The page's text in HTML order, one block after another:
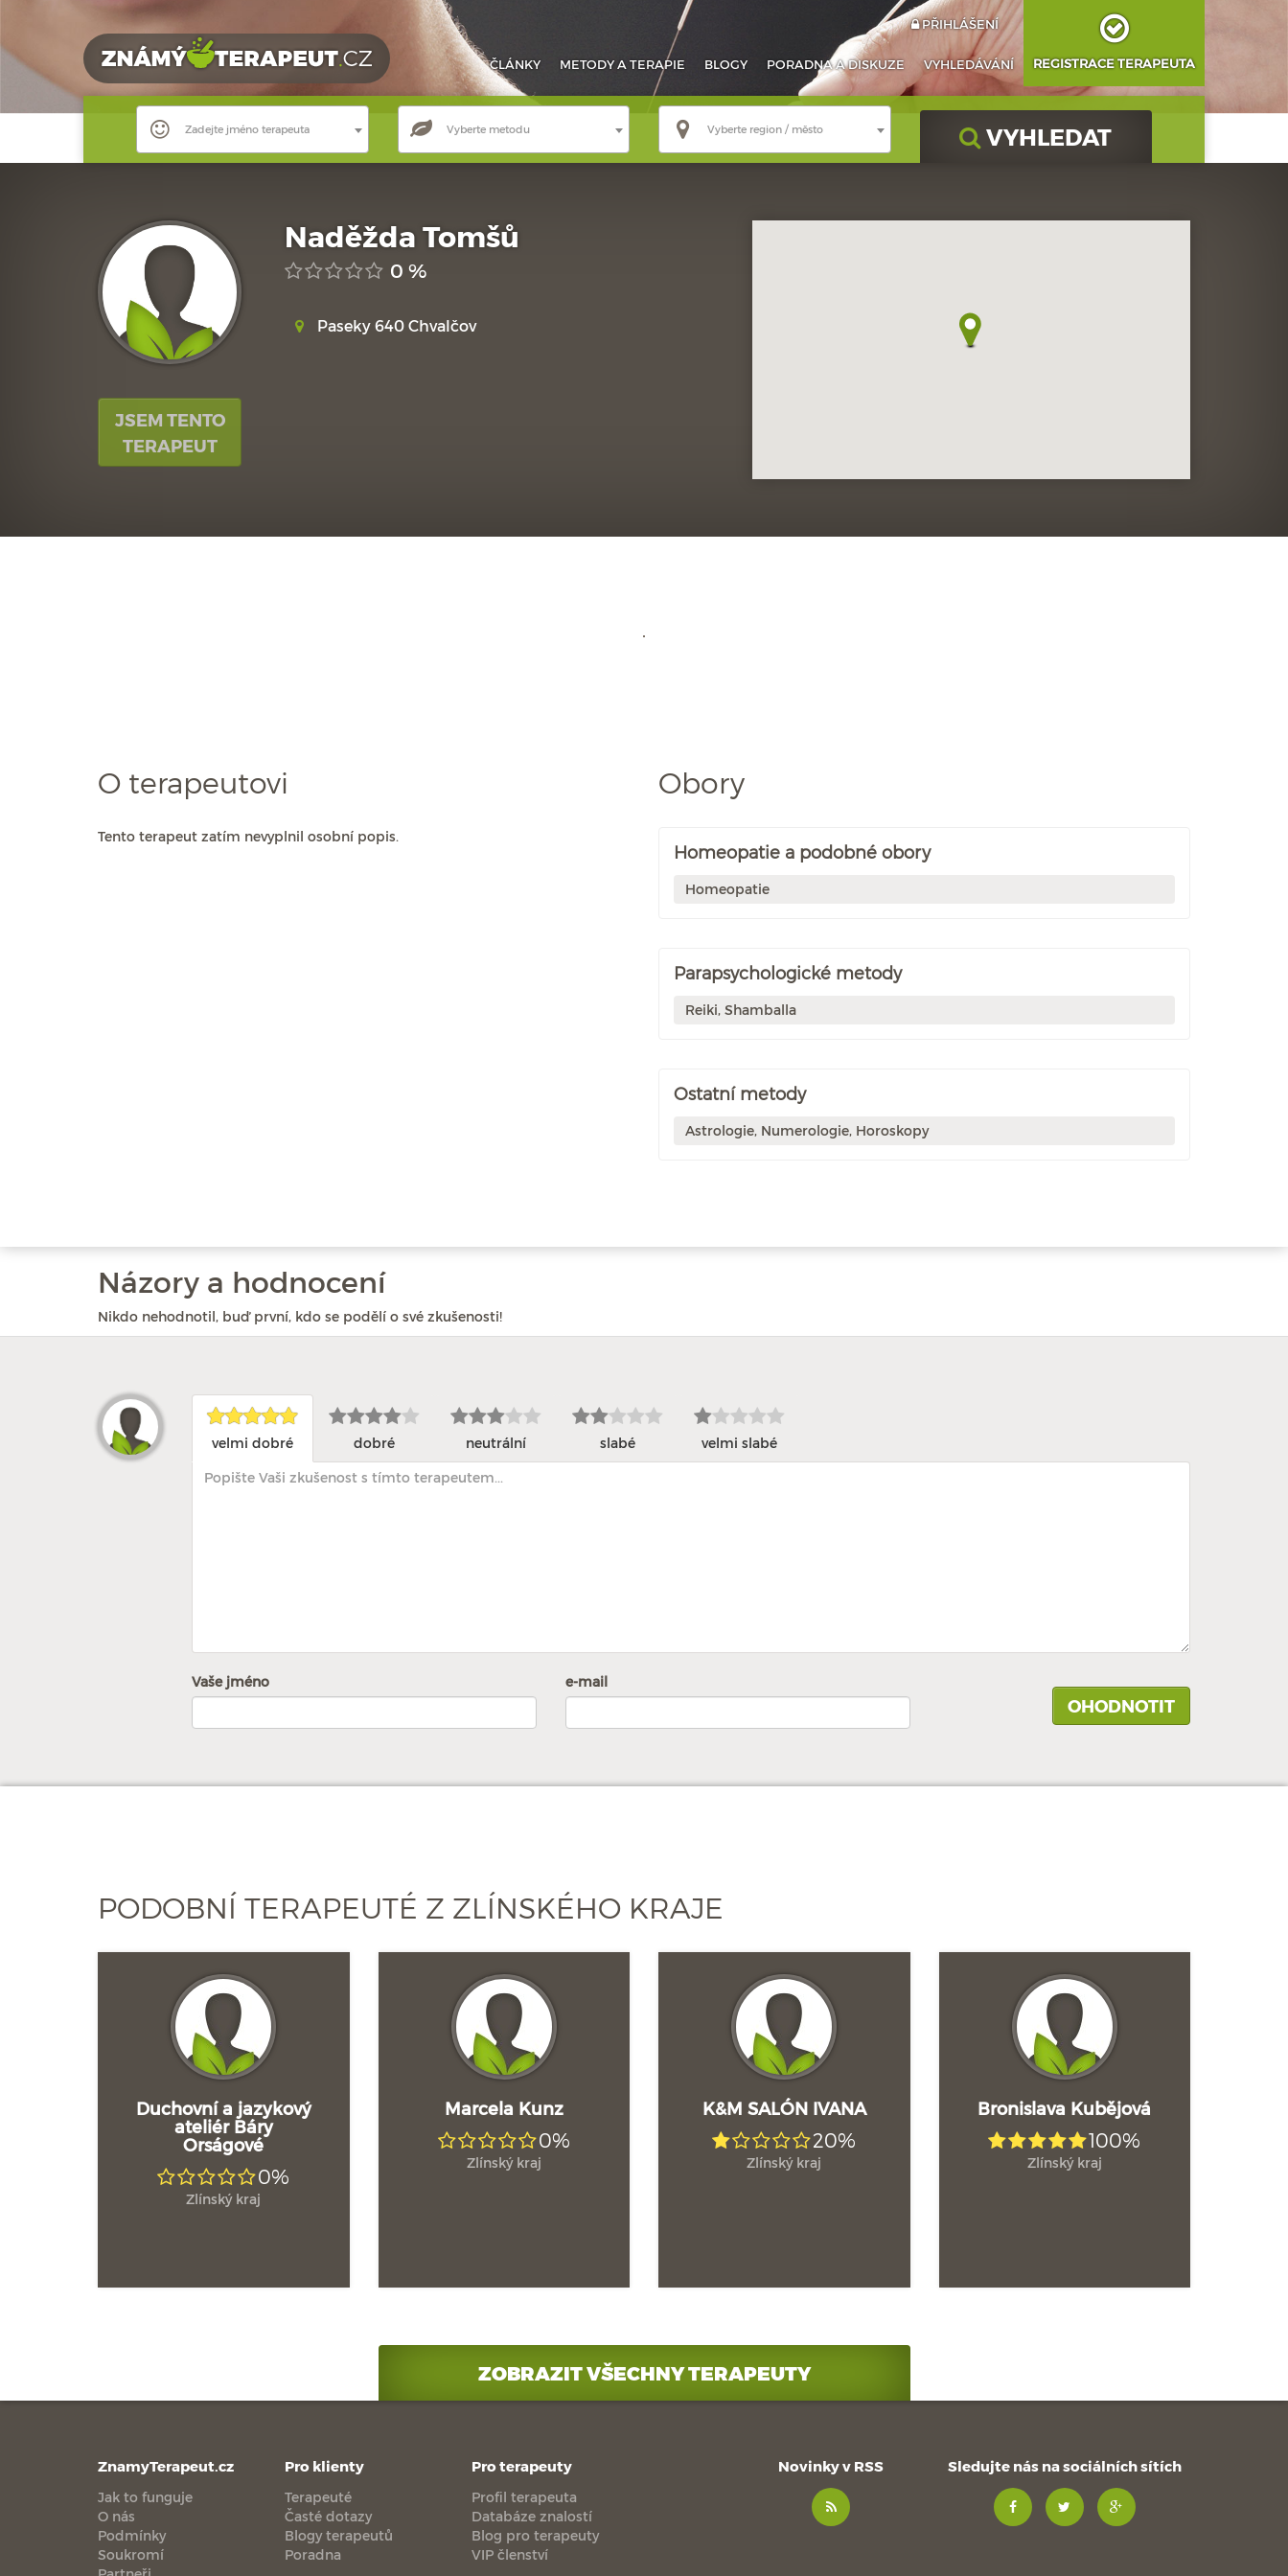
ČLÁNKY METODYA TERAPIE BLOGY PORADNAA DISKUZE VYHLEDÁVÁNÍ
PŘIHLÁŠENÍ
REGISTRACE TERAPEUTA
Zadejte jméno terapeuta Vyberte metodu Vyberte region / město VYHLEDAT
JSEM TENTO
TERAPEUT
Naděžda Tomšů
0 %
Paseky 640 Chvalčov
O terapeutovi
Tento terapeut zatím nevyplnil osobní popis.
Obory
Homeopatie a podobné obory
Homeopatie
Parapsychologické metody
Reiki, Shamballa
Ostatní metody
Astrologie, Numerologie, Horoskopy
Názory a hodnocení
Nikdo nehodnotil, buď první, kdo se podělí o své zkušenosti!
velmi dobré dobré neutrální slabé velmi slabé
Vaše jméno e-mail
PODOBNÍ TERAPEUTÉ Z ZLÍNSKÉHO KRAJE
Duchovní a jazykový
ateliér Báry
Orságové
0%
Zlínský kraj
Marcela Kunz
0%
Zlínský kraj
K&M SALÓN IVANA
20%
Zlínský kraj
Bronislava Kubějová
100%
Zlínský kraj
ZOBRAZIT VŠECHNY TERAPEUTY
ZnamyTerapeut.cz
Jak to funguje
O nás
Podmínky
Soukromí
Pro klienty
Terapeuté
Časté dotazy
Blogy terapeutů
Poradna
Pro terapeuty
Profil terapeuta
Databáze znalostí
Blog pro terapeuty
VIP členství
Novinky v RSS Sledujte nás na sociálních sítích